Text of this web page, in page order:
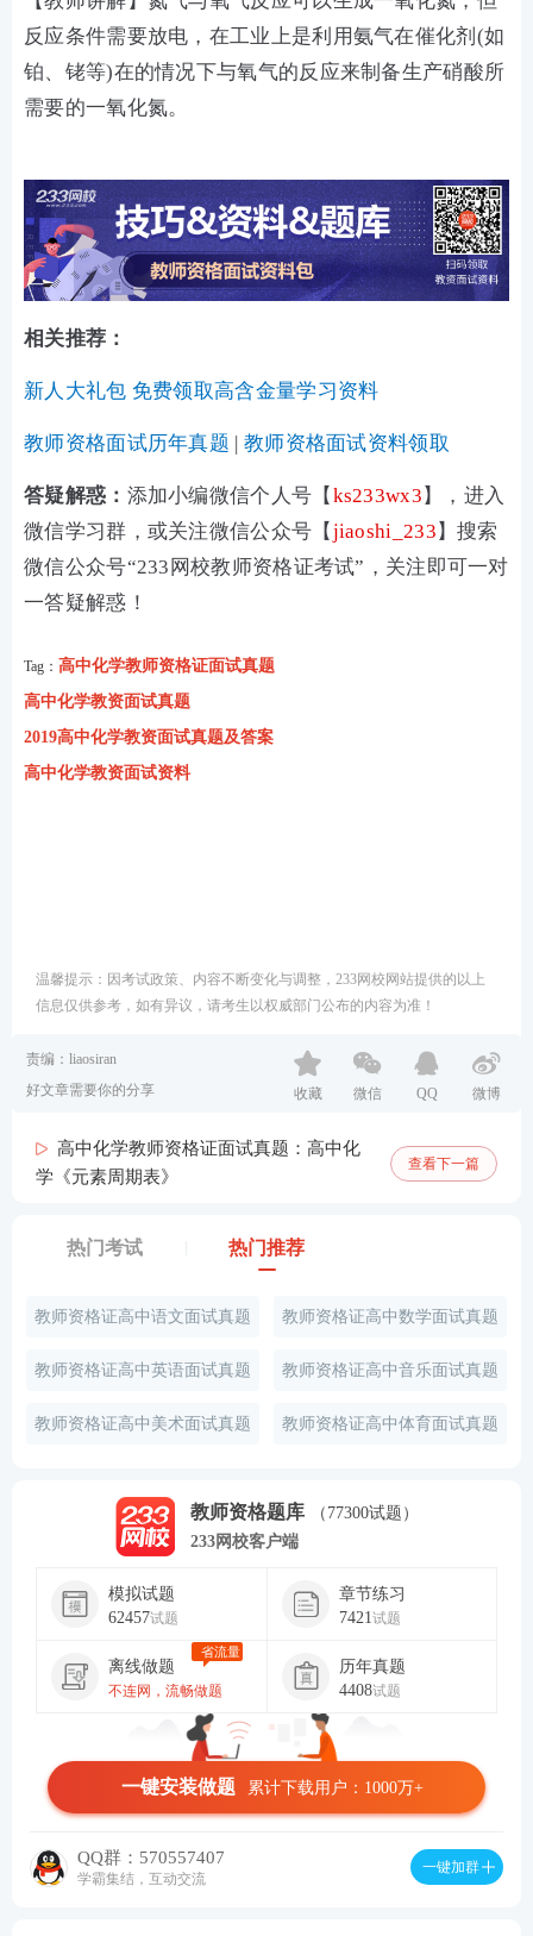
反应条件需要放电，在工业上是利用氨气在催化剂(如
铂、铑等)在的情况下与氧气的反应来制备生产硝酸所
需要的一氧化氮。
相关推荐：
新人大礼包 免费领取高含金量学习资料
教师资格面试历年真题 | 教师资格面试资料领取
答疑解惑： 添加小编微信个人号【 ks233wx3 】，进入
微信学习群，或关注微信公众号【 jiaoshi_233 】搜索
微信公众号“233网校教师资格证考试”，关注即可一对
一答疑解惑！
Tag： 高中化学教师资格证面试真题
高中化学教资面试真题
2019高中化学教资面试真题及答案
高中化学教资面试资料
温馨提示：因考试政策、内容不断变化与调整，233网校网站提供的以上
信息仅供参考，如有异议，请考生以权威部门公布的内容为准！
责编：liaosiran
好文章需要你的分享
收藏 微信 QQ 微博
高中化学教师资格证面试真题：高中化
学《元素周期表》
查看下一篇
热门考试 热门推荐
教师资格证高中语文面试真题 教师资格证高中数学面试真题
教师资格证高中英语面试真题 教师资格证高中音乐面试真题
教师资格证高中美术面试真题 教师资格证高中体育面试真题
教师资格题库
（77300试题）
233网校客户端
模拟试题
62457试题
章节练习
7421 试题
离线做题
不连网，流畅做题
省流量
历年真题
4408试题
一键安装做题 累计下载用户：1000万+
QQ群：570557407
学霸集结，互动交流
一键加群